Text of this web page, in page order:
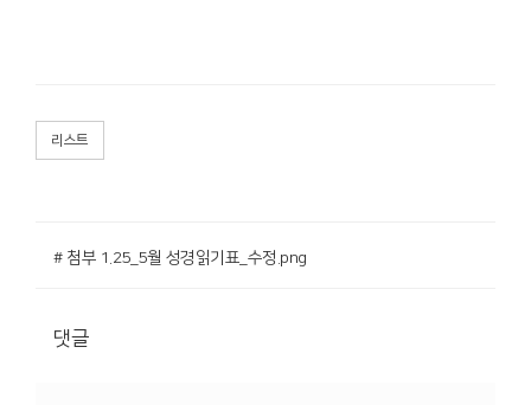
리스트
# 첨부 1.25_5월 성경읽기표_수정.png
댓글